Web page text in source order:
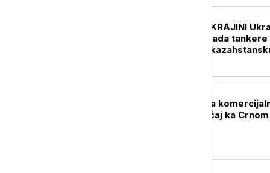
pristala da ne napada tankere
infrastrukturu za
Turska ograničava
pomorski saobraćaj ka Crnom